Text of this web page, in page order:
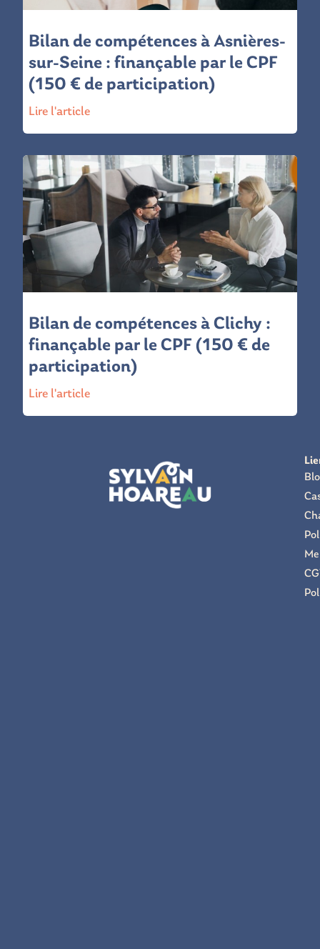
Bilan de compétences à Asnières-
sur-Seine : finançable par le CPF
(150 € de participation)
Lire l'article
Bilan de compétences à Clichy :
finançable par le CPF (150 € de
participation)
Lire l'article